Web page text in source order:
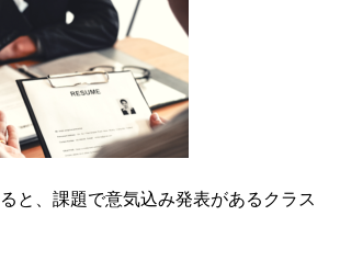
と、課題で意気込み発表があるクラス